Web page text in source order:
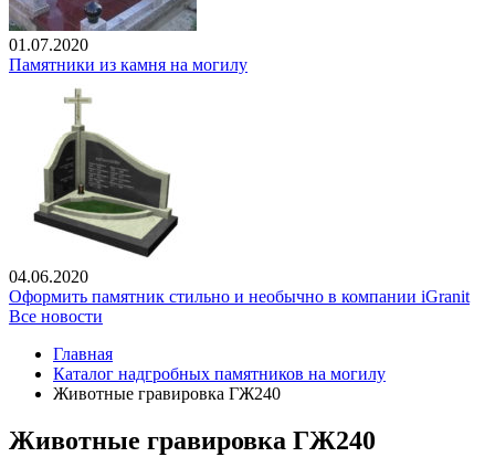
01.07.2020
Памятники из камня на могилу
04.06.2020
Оформить памятник стильно и необычно в компании iGranit
Все новости
Главная
Каталог надгробных памятников на могилу
Животные гравировка ГЖ240
Животные гравировка ГЖ240